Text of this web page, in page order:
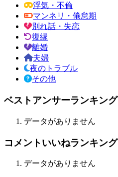
浮気・不倫
マンネリ・倦怠期
別れ話・失恋
復縁
離婚
夫婦
夜のトラブル
その他
ベストアンサーランキング
データがありません
コメントいいねランキング
データがありません